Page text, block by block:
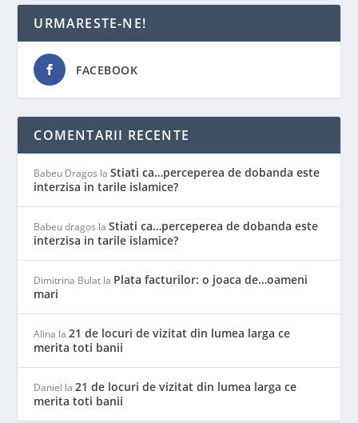
URMARESTE-NE!
FACEBOOK
COMENTARII RECENTE
Babeu Dragos laStiati ca…perceperea de dobanda este
interzisa in tarile islamice?
Babeu dragos laStiati ca…perceperea de dobanda este
interzisa in tarile islamice?
Dimitrina Bulat la Plata facturilor: o joaca de…oameni
mari
Alina la21 de locuri de vizitat din lumea larga ce
merita toti banii
Daniel la21 de locuri de vizitat din lumea larga ce
merita toti banii